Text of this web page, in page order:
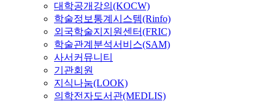
대학공개강의(KOCW)
학술정보통계시스템(Rinfo)
외국학술지지원센터(FRIC)
학술관계분석서비스(SAM)
사서커뮤니티
기관회원
지식나눔(LOOK)
의학전자도서관(MEDLIS)